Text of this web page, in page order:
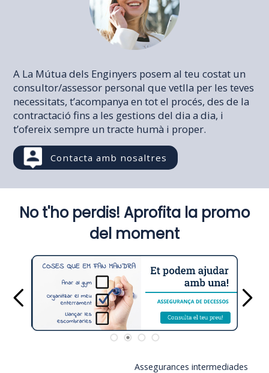
A La Mútua dels Enginyers posem al teu costat un
consultor/assessor personal que vetlla per les teves
necessitats, t’acompanya en tot el procés, des de la
contractació fins a les gestions del dia a dia, i
t’ofereix sempre un tracte humà i proper.
Contacta amb nosaltres
No t'ho perdis! Aprofita la promo
del moment
Assegurances intermediades